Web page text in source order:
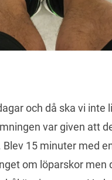
och då ska vi inte
var given att
15 minuter med
om löparskor men